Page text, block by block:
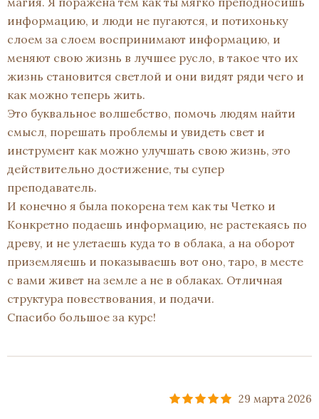
информацию, и люди не пугаются, и потихоньку
слоем за слоем воспринимают информацию, и
меняют свою жизнь в лучшее русло, в такое что их
жизнь становится светлой и они видят ряди чего и
как можно теперь жить.
Это буквальное волшебство, помочь людям найти
смысл, порешать проблемы и увидеть свет и
инструмент как можно улучшать свою жизнь, это
действительно достижение, ты супер
преподаватель.
И конечно я была покорена тем как ты Четко и
Конкретно подаешь информацию, не растекаясь по
древу, и не улетаешь куда то в облака, а на оборот
приземляешь и показываешь вот оно, таро, в месте
с вами живет на земле а не в облаках. Отличная
структура повествования, и подачи.
Спасибо большое за курс!
29 марта 2026